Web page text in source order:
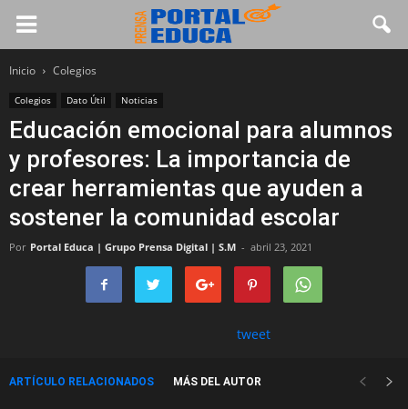
Inicio Colegios
Colegios Dato Útil Noticias
Educación emocional para alumnos
y profesores: La importancia de
crear herramientas que ayuden a
sostener la comunidad escolar
Por Portal Educa | Grupo Prensa Digital | S.M - abril 23, 2021
tweet
ARTÍCULO RELACIONADOS MÁS DEL AUTOR